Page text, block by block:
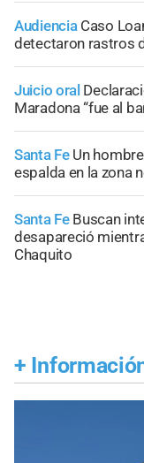
Audiencia Caso
detectaron rastros
Juicio oral
Maradona “fue al
Santa Fe Un
espalda en la zona
Santa Fe Buscan
desapareció
Chaquito
+